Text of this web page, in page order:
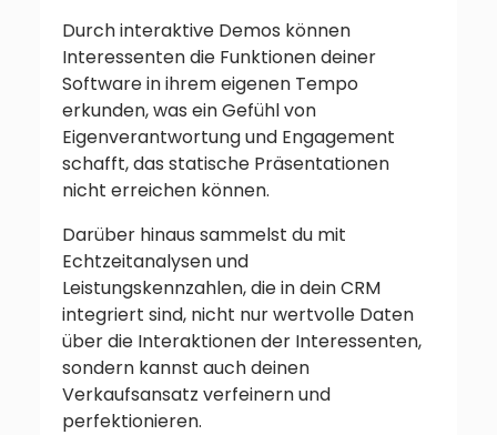
Durch interaktive Demos können
Interessenten die Funktionen deiner
Software in ihrem eigenen Tempo
erkunden, was ein Gefühl von
Eigenverantwortung und Engagement
schafft, das statische Präsentationen
nicht erreichen können.
Darüber hinaus sammelst du mit
Echtzeitanalysen und
Leistungskennzahlen, die in dein CRM
integriert sind, nicht nur wertvolle Daten
über die Interaktionen der Interessenten,
sondern kannst auch deinen
Verkaufsansatz verfeinern und
perfektionieren.